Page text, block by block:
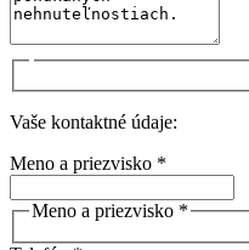
Vaše kontaktné údaje:
Meno a priezvisko *
Meno a priezvisko *